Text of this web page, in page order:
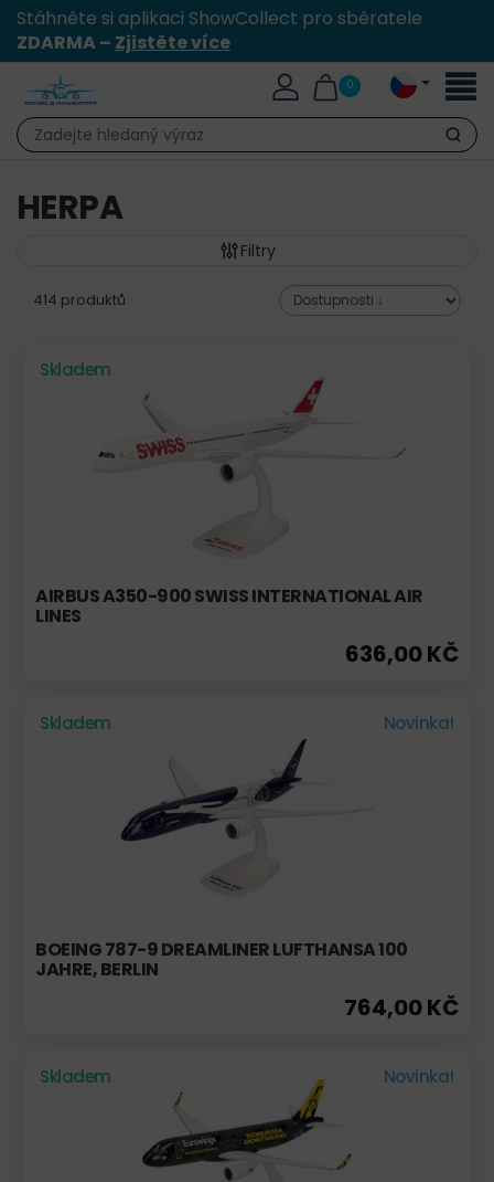
Stáhněte si aplikaci ShowCollect pro sběratele
ZDARMA – Zjistěte více
0
Hledat
HERPA
Filtry
414 produktů
Skladem
AIRBUS A350-900 SWISS INTERNATIONAL AIR
LINES
636,00 KČ
Skladem Novinka!
BOEING 787-9 DREAMLINER LUFTHANSA 100
JAHRE, BERLIN
764,00 KČ
Skladem Novinka!